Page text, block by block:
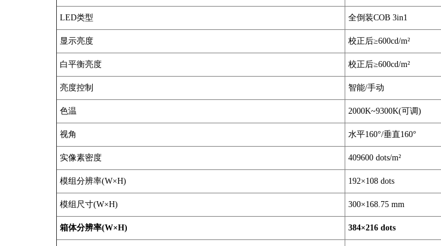
LED类型 全倒装COB 3in1
显示亮度 校正后≥600cd/m²
白平衡亮度 校正后≥600cd/m²
亮度控制 智能/手动
色温 2000K~9300K(可调)
视角 水平160°/垂直160°
实像素密度 409600 dots/m²
模组分辨率(W×H) 192×108 dots
模组尺寸(W×H) 300×168.75 mm
箱体分辨率(W×H) 384×216 dots